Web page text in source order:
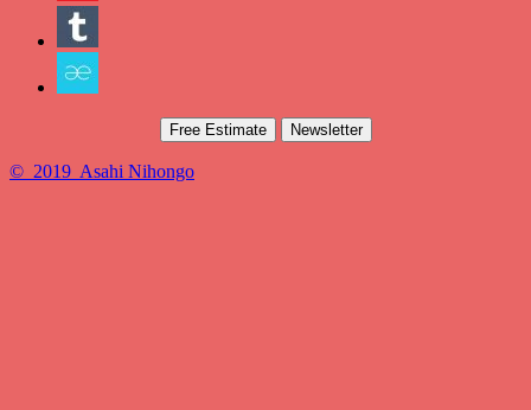
Free Estimate Newsletter
© 2019 Asahi Nihongo